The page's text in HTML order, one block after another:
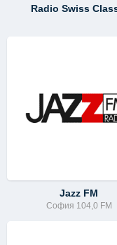
Radio Swiss
Jazz FM
София 104,0 FM